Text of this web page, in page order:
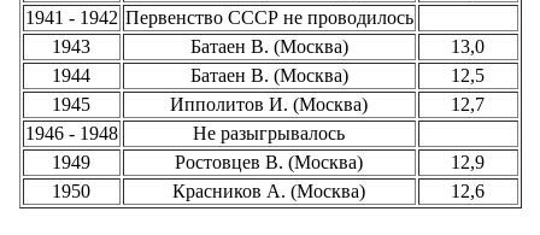
1941 - 1942 Первенство СССР не проводилось
1943
Батаен В. (Москва)
13,0
1944
Батаен В. (Москва)
12,5
1945
Ипполитов И. (Москва)
12,7
1946 - 1948
Не разыгрывалось
1949
Ростовцев В. (Москва)
12,9
1950
Красников А. (Москва) 12,6